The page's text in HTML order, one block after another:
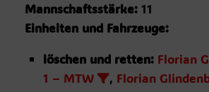
Mannschaftsstärke: 11
Einheiten und Fahrzeuge:
löschen und retten: Florian
1 – MTW
, Florian